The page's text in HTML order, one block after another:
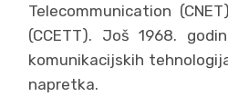
Telecommunication
(CCETT). Još 1968.
komunikacijskih
napretka.